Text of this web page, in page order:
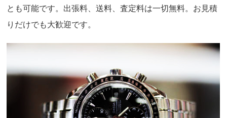
とも可能です。出張料、送料、査定料は一切無料。お見積
りだけでも大歓迎です。